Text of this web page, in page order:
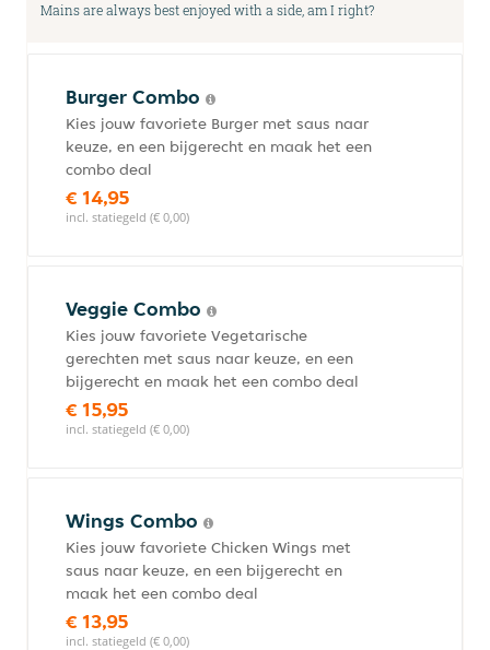
Mains are always best enjoyed with a side, am I right?
Burger Combo
Kies jouw favoriete Burger met saus naar
keuze, en een bijgerecht en maak het een
combo deal
€ 14,95
incl. statiegeld (€ 0,00)
Veggie Combo
Kies jouw favoriete Vegetarische
gerechten met saus naar keuze, en een
bijgerecht en maak het een combo deal
€ 15,95
incl. statiegeld (€ 0,00)
Wings Combo
Kies jouw favoriete Chicken Wings met
saus naar keuze, en een bijgerecht en
maak het een combo deal
€ 13,95
incl. statiegeld (€ 0,00)